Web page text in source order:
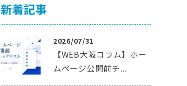
新着記事
2026/07/31
【WEB大阪コラム】ホー
ムページ公開前チ...